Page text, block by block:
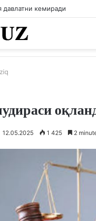
давлатни кемиради
12.05.2025 1 425 2